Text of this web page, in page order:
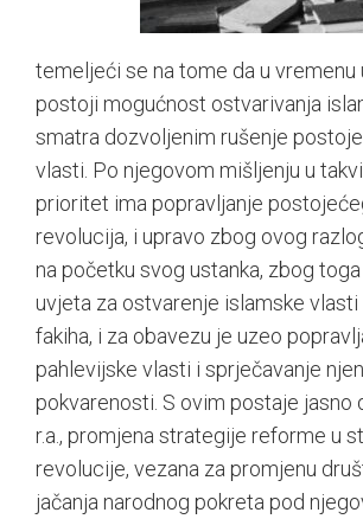
temeljeći se na tome da u vremenu
postoji mogućnost ostvarivanja
smatra dozvoljenim rušenje
vlasti. Po njegovom mišljenju u
prioritet ima popravljanje
revolucija, i upravo zbog ovog
na početku svog ustanka, zbog
uvjeta za ostvarenje islamske
fakiha, i za obavezu je uzeo
pahlevijske vlasti i sprječavanje
pokvarenosti. S ovim postaje jasno
r.a., promjena strategije reforme u
revolucije, vezana za promjenu
jačanja narodnog pokreta pod